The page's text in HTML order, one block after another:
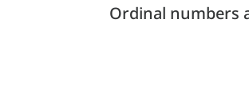
Ordinal numbers